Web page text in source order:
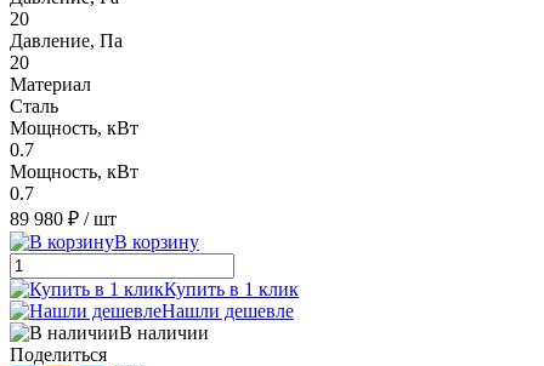
20
Давление, Па
20
Материал
Сталь
Мощность, кВт
0.7
Мощность, кВт
0.7
89 980 ₽ / шт
В корзину
Купить в 1 клик
Нашли дешевле
В наличии
Поделиться